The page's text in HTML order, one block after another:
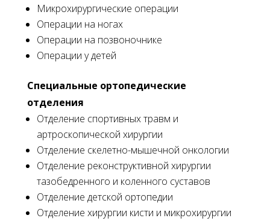
Микрохирургические операции
Операции на ногах
Операции на позвоночнике
Операции у детей
Специальные ортопедические
отделения
Отделение спортивных травм и
артроскопической хирургии
Отделение скелетно-мышечной онкологии
Отделение реконструктивной хирургии
тазобедренного и коленного суставов
Отделение детской ортопедии
Отделение хирургии кисти и микрохирургии